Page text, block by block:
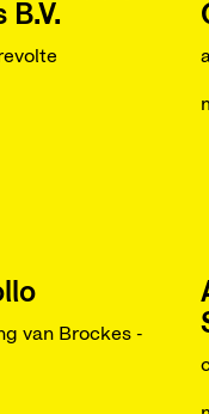
B.V.
van Brockes -